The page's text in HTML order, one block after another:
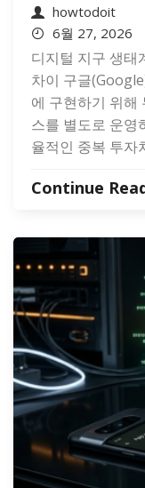
howtodoit
6월 27, 2026
디지털 지구 생태
차이 구글
에 구현하기 위해
스를 별도로 운영
율적인 중복 투자
Continue